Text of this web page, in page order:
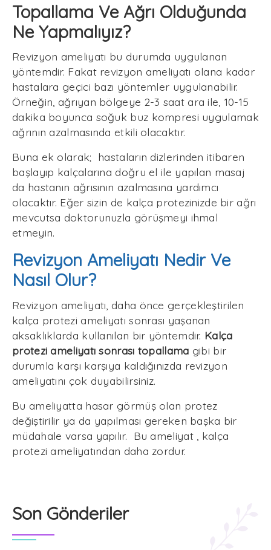
Topallama Ve Ağrı Olduğunda
Ne Yapmalıyız?
Revizyon ameliyatı bu durumda uygulanan
yöntemdir. Fakat revizyon ameliyatı olana kadar
hastalara geçici bazı yöntemler uygulanabilir.
Örneğin, ağrıyan bölgeye 2-3 saat ara ile, 10-15
dakika boyunca soğuk buz kompresi uygulamak
ağrının azalmasında etkili olacaktır.
Buna ek olarak; hastaların dizlerinden itibaren
başlayıp kalçalarına doğru el ile yapılan masaj
da hastanın ağrısının azalmasına yardımcı
olacaktır. Eğer sizin de kalça protezinizde bir ağrı
mevcutsa doktorunuzla görüşmeyi ihmal
etmeyin.
Revizyon Ameliyatı Nedir Ve
Nasıl Olur?
Revizyon ameliyatı, daha önce gerçekleştirilen
kalça protezi ameliyatı sonrası yaşanan
aksaklıklarda kullanılan bir yöntemdir. Kalça
protezi ameliyatı sonrası topallama gibi bir
durumla karşı karşıya kaldığınızda revizyon
ameliyatını çok duyabilirsiniz.
Bu ameliyatta hasar görmüş olan protez
değiştirilir ya da yapılması gereken başka bir
müdahale varsa yapılır. Bu ameliyat , kalça
protezi ameliyatından daha zordur.
Son Gönderiler